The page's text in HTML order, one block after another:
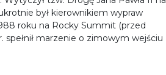
był kierownikiem wypraw
roku na Rocky Summit (przed
spełnił marzenie o zimowym wejściu